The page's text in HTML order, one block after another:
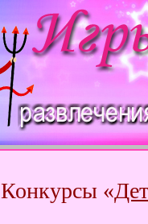
Конкурсы «